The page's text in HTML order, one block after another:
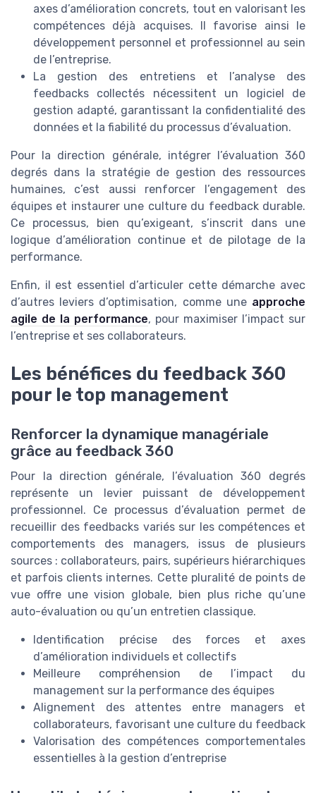
axes d’amélioration concrets, tout en valorisant les
compétences déjà acquises. Il favorise ainsi le
développement personnel et professionnel au sein
de l’entreprise.
La gestion des entretiens et l’analyse des
feedbacks collectés nécessitent un logiciel de
gestion adapté, garantissant la confidentialité des
données et la fiabilité du processus d’évaluation.
Pour la direction générale, intégrer l’évaluation 360
degrés dans la stratégie de gestion des ressources
humaines, c’est aussi renforcer l’engagement des
équipes et instaurer une culture du feedback durable.
Ce processus, bien qu’exigeant, s’inscrit dans une
logique d’amélioration continue et de pilotage de la
performance.
Enfin, il est essentiel d’articuler cette démarche avec
d’autres leviers d’optimisation, comme une approche
agile de la performance, pour maximiser l’impact sur
l’entreprise et ses collaborateurs.
Les bénéfices du feedback 360
pour le top management
Renforcer la dynamique managériale
grâce au feedback 360
Pour la direction générale, l’évaluation 360 degrés
représente un levier puissant de développement
professionnel. Ce processus d’évaluation permet de
recueillir des feedbacks variés sur les compétences et
comportements des managers, issus de plusieurs
sources : collaborateurs, pairs, supérieurs hiérarchiques
et parfois clients internes. Cette pluralité de points de
vue offre une vision globale, bien plus riche qu’une
auto-évaluation ou qu’un entretien classique.
Identification précise des forces et axes
d’amélioration individuels et collectifs
Meilleure compréhension de l’impact du
management sur la performance des équipes
Alignement des attentes entre managers et
collaborateurs, favorisant une culture du feedback
Valorisation des compétences comportementales
essentielles à la gestion d’entreprise